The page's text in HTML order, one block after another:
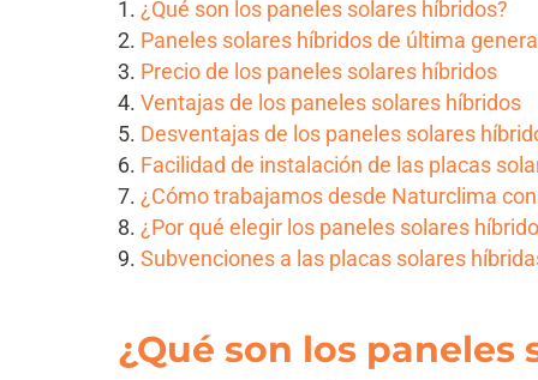
¿Qué son los paneles solares híbridos?
Paneles solares híbridos de última
Precio de los paneles solares híbridos
Ventajas de los paneles solares híbridos
Desventajas de los paneles solares
Facilidad de instalación de las placas
¿Cómo trabajamos desde Naturclima
¿Por qué elegir los paneles solares
Subvenciones a las placas solares
¿Qué son los paneles